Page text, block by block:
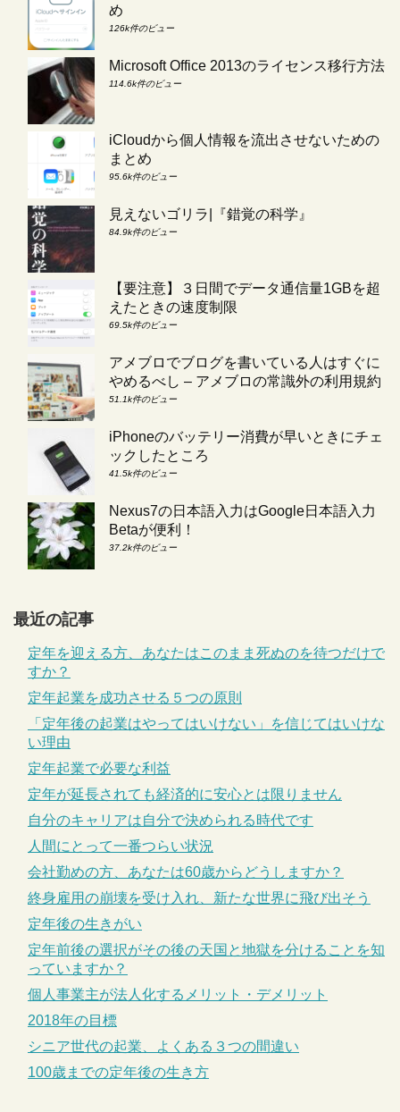
め
126k件のビュー
Microsoft Office 2013のライセンス移行方法
114.6k件のビュー
iCloudから個人情報を流出させないための
まとめ
95.6k件のビュー
見えないゴリラ|『錯覚の科学』
84.9k件のビュー
【要注意】３日間でデータ通信量1GBを超
えたときの速度制限
69.5k件のビュー
アメブロでブログを書いている人はすぐに
やめるべし – アメブロの常識外の利用規約
51.1k件のビュー
iPhoneのバッテリー消費が早いときにチェ
ックしたところ
41.5k件のビュー
Nexus7の日本語入力はGoogle日本語入力
Betaが便利！
37.2k件のビュー
最近の記事
定年を迎える方、あなたはこのまま死ぬのを待つだけで
すか？
定年起業を成功させる５つの原則
「定年後の起業はやってはいけない」を信じてはいけな
い理由
定年起業で必要な利益
定年が延長されても経済的に安心とは限りません
自分のキャリアは自分で決められる時代です
人間にとって一番つらい状況
会社勤めの方、あなたは60歳からどうしますか？
終身雇用の崩壊を受け入れ、新たな世界に飛び出そう
定年後の生きがい
定年前後の選択がその後の天国と地獄を分けることを知
っていますか？
個人事業主が法人化するメリット・デメリット
2018年の目標
シニア世代の起業、よくある３つの間違い
100歳までの定年後の生き方